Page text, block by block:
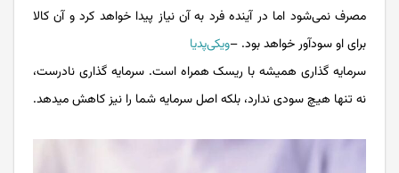
مصرف نمی‌شود اما در آینده فرد به آن نیاز پیدا خواهد کرد و آن کالا
برای او سودآور خواهد بود. –ویکی‌پدیا
سرمایه گذاری همیشه با ریسک همراه است. سرمایه گذاری نادرست،
نه تنها هیچ سودی ندارد، بلکه اصل سرمایه شما را نیز کاهش میدهد.